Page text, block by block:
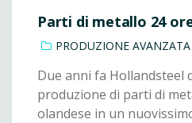
Parti di metallo 24
PRODUZIONE AVANZATA
Due anni fa Hollandsteel
produzione di parti di
olandese in un